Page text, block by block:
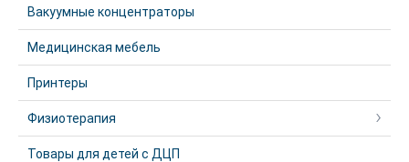
Вакуумные концентраторы
Медицинская мебель
Принтеры
Физиотерапия
Товары для детей с ДЦП